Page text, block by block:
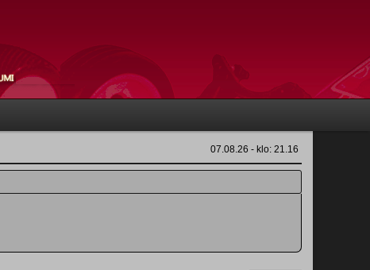
07.08.26 - klo: 21.16